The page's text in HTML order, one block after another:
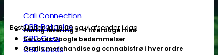
Cali Connection
CBD Botanics
CBD Crew
CBD Seeds
skunkfrø
-
Kannabia
Bestil indenkl. 16.00og vi afsender i dag
Hurtig levering 2-4 hverdage med
Se vores Google bedømmelser
Gratis merchandise og cannabisfrø i hver ordre